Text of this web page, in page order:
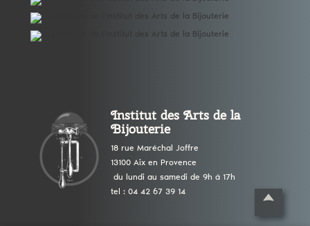
Institut des Arts de la
Bijouterie
18 rue Maréchal Joffre
13100 Aix en Provence
du lundi au samedi de 9h à 17h
tel : 04 42 67 39 14